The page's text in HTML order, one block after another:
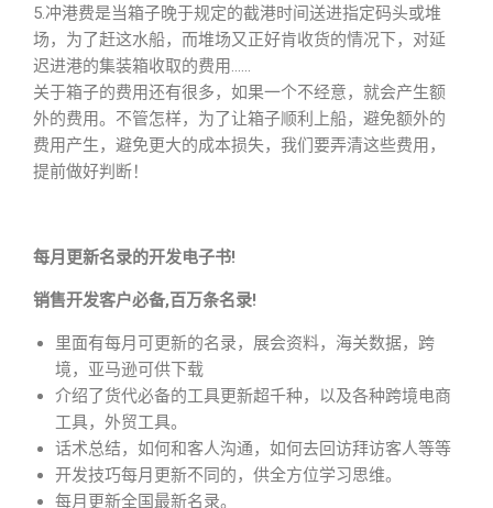
5.冲港费是当箱子晚于规定的截港时间送进指定码头或堆
场，为了赶这水船，而堆场又正好肯收货的情况下，对延
迟进港的集装箱收取的费用……
关于箱子的费用还有很多，如果一个不经意，就会产生额
外的费用。不管怎样，为了让箱子顺利上船，避免额外的
费用产生，避免更大的成本损失，我们要弄清这些费用，
提前做好判断！
每月更新名录的开发电子书!
销售开发客户必备,百万条名录!
里面有每月可更新的名录，展会资料，海关数据，跨
境，亚马逊可供下载
介绍了货代必备的工具更新超千种，以及各种跨境电商
工具，外贸工具。
话术总结，如何和客人沟通，如何去回访拜访客人等等
开发技巧每月更新不同的，供全方位学习思维。
每月更新全国最新名录。